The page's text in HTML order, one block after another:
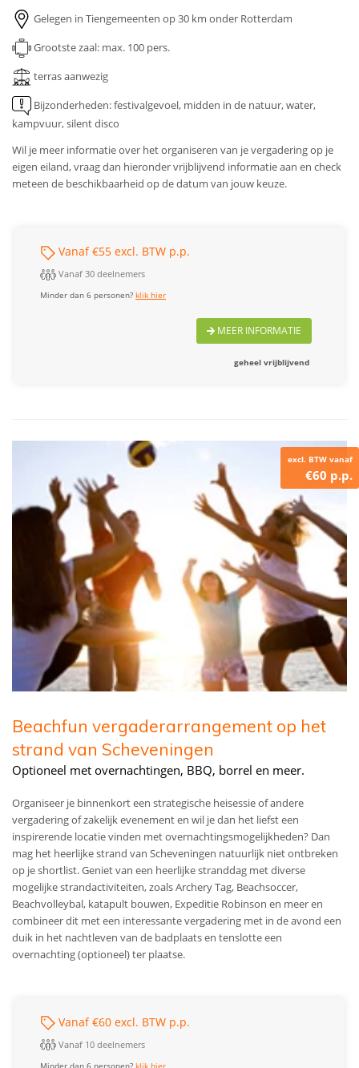
Gelegen in Tiengemeenten op 30 km onder Rotterdam
Grootste zaal: max. 100 pers.
terras aanwezig
Bijzonderheden:festivalgevoel, midden in de natuur, water,
kampvuur, silent disco
Wil je meer informatie over het organiseren van je vergadering op je
eigen eiland, vraag dan hieronder vrijblijvend informatie aan en check
meteen de beschikbaarheid op de datum van jouw keuze.
Vanaf €55 excl. BTW p.p.
Vanaf 30 deelnemers
Minder dan 6 personen?klik hier
MEER INFORMATIE
geheel vrijblijvend
excl. BTW vanaf
€60 p.p.
Beachfun vergaderarrangement op het
strand van Scheveningen
Optioneel met overnachtingen, BBQ, borrel en meer.
Organiseer je binnenkort een strategische heisessie of andere
vergadering of zakelijk evenement en wil je dan het liefst een
inspirerende locatie vinden met overnachtingsmogelijkheden? Dan
mag het heerlijke strand van Scheveningen natuurlijk niet ontbreken
op je shortlist. Geniet van een heerlijke stranddag met diverse
mogelijke strandactiviteiten, zoals Archery Tag, Beachsoccer,
Beachvolleybal, katapult bouwen, Expeditie Robinson en meer en
combineer dit met een interessante vergadering met in de avond een
duik in het nachtleven van de badplaats en tenslotte een
overnachting (optioneel) ter plaatse.
Vanaf €60 excl. BTW p.p.
Vanaf 10 deelnemers
Minder dan 6 personen?klik hier